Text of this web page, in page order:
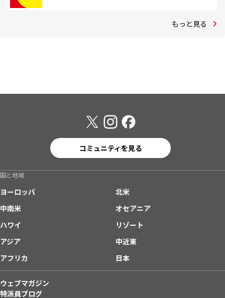
もっと見る
コミュニティを見る
国と地域
ヨーロッパ
北米
中南米
オセアニア
ハワイ
リゾート
アジア
中近東
アフリカ
日本
ウェブマガジン
特派員ブログ